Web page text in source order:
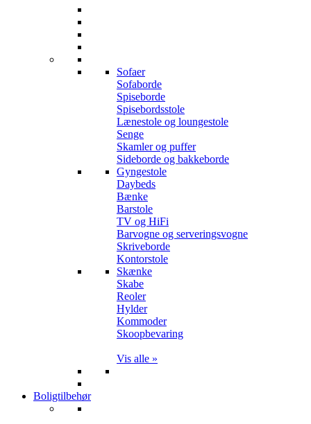
Sofaer
Sofaborde
Spiseborde
Spisebordsstole
Lænestole og loungestole
Senge
Skamler og puffer
Sideborde og bakkeborde
Gyngestole
Daybeds
Bænke
Barstole
TV og HiFi
Barvogne og serveringsvogne
Skriveborde
Kontorstole
Skænke
Skabe
Reoler
Hylder
Kommoder
Skoopbevaring
Vis alle »
Boligtilbehør